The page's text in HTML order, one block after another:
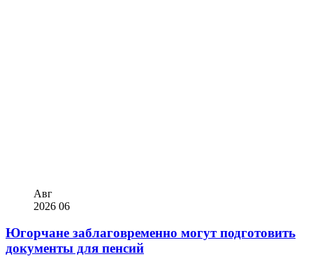
Авг
2026 06
Югорчане заблаговременно могут подготовить
документы для пенсий